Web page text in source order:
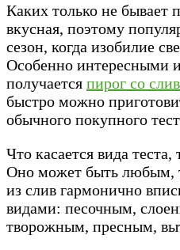
Каких только не бывает
вкусная, поэтому
сезон, когда изобилие
Особенно интересными
получается пирог со
быстро можно
обычного покупного
Что касается вида
Оно может быть любым,
из слив гармонично
видами: песочным,
творожным, пресным,